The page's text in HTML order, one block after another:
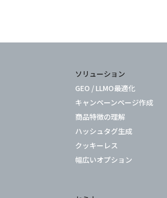
ソリューション
GEO / LLMO最適化
キャンペーンページ作成
商品特徴の理解
ハッシュタグ生成
クッキーレス
幅広いオプション